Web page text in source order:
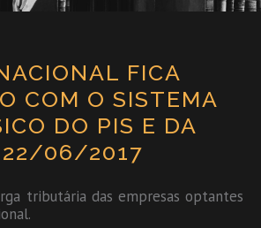
FICA
COM O SISTEMA
DO PIS E DA
22/06/2017
tributária das empresas optantes